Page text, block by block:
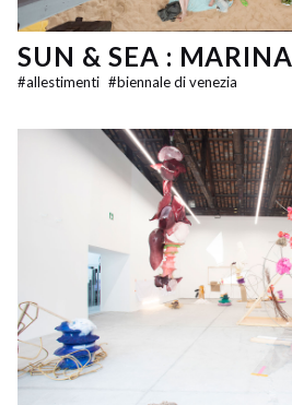
SUN & SEA : MARINA
#allestimenti #biennale di venezia